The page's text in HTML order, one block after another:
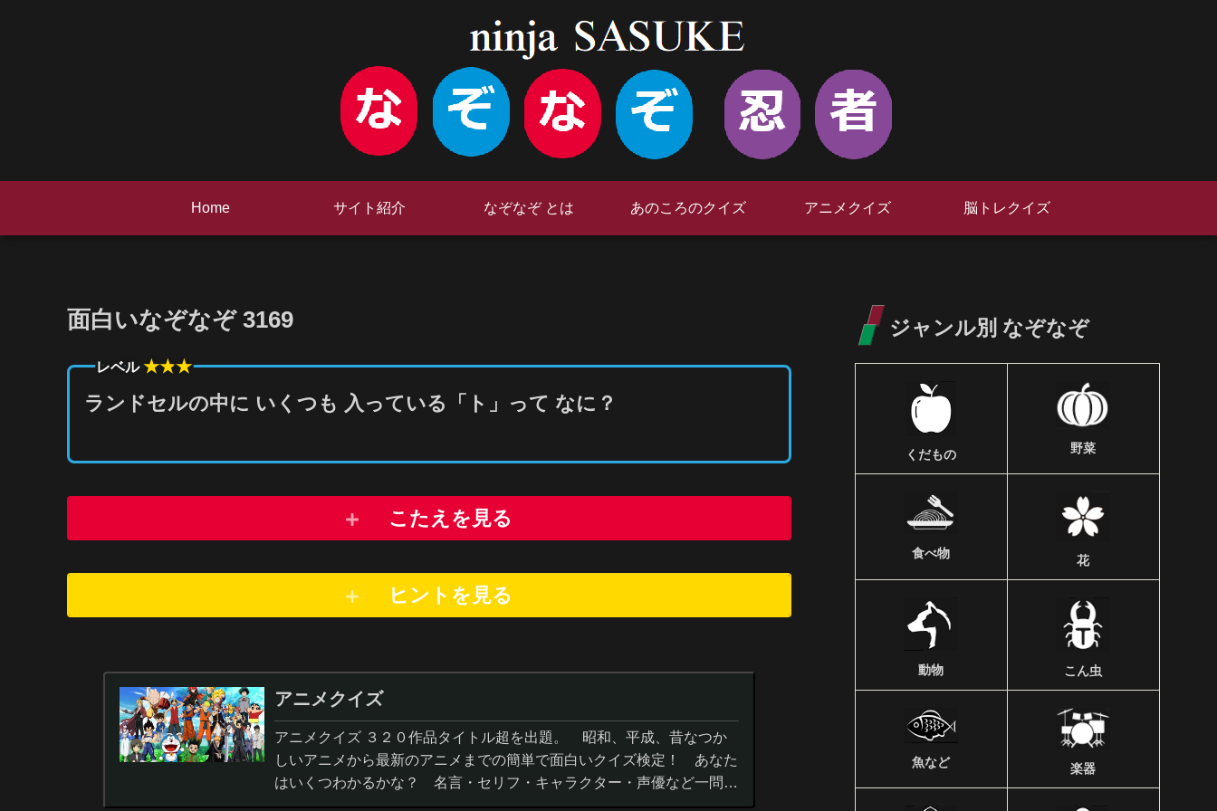
Home サイト紹介 なぞなぞ とは あのころのクイズ アニメクイズ 脳トレクイズ
面白いなぞなぞ 3169
レベル★★★
ランドセルの中に いくつも 入っている「ト」って なに？
こたえを見る
ヒントを 見る
アニメクイズ
アニメクイズ ３２０作品タイトル超を出題。 昭和、平成、昔なつか
しいアニメから最新のアニメまでの簡単で面白いクイズ検定！ あなた
はいくつわかるかな？ 名言・セリフ・キャラクター・声優など一問一
答から3択・4択問題までの小学生の簡単問題から難...
ジャンル別 なぞなぞ
くだもの 野菜
食べ物 花
動物 こん虫
魚など 楽器